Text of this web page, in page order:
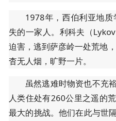
1978年，西伯利亚地
失的一家人。利科夫（
迫害，逃到萨彦岭一处荒地
杳无人烟，旷野一片。
虽然逃难时物资也不充
人类住处有260公里之遥的
最大的挑战。他们在此与世